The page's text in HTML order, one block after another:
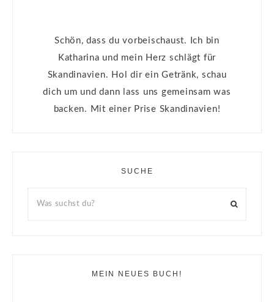
Schön, dass du vorbeischaust. Ich bin
Katharina und mein Herz schlägt für
Skandinavien. Hol dir ein Getränk, schau
dich um und dann lass uns gemeinsam was
backen. Mit einer Prise Skandinavien!
SUCHE
MEIN NEUES BUCH!